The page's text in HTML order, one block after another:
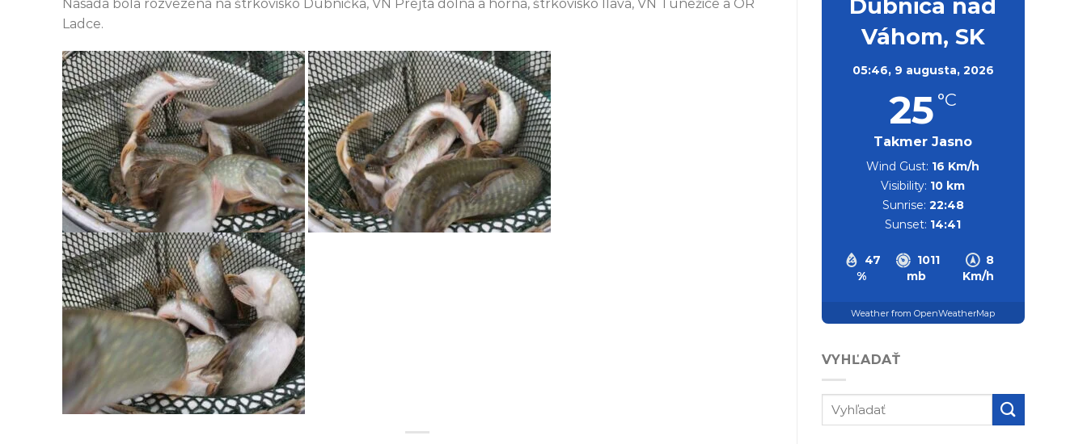
Násada bola rozvezená na štrkovisko Dubnička, VN Prejta dolná a horná, štrkovisko Ilava, VN Tunežice a OR
Ladce.
Dubnica nad
Váhom, SK
05:46, 9 augusta, 2026
25 °C
Takmer Jasno
47
%
1011
mb
8
Km/h
Wind Gust: 16 Km/h
Visibility: 10 km
Sunrise: 22:48
Sunset: 14:41
Weather from OpenWeatherMap
VYHĽADAŤ